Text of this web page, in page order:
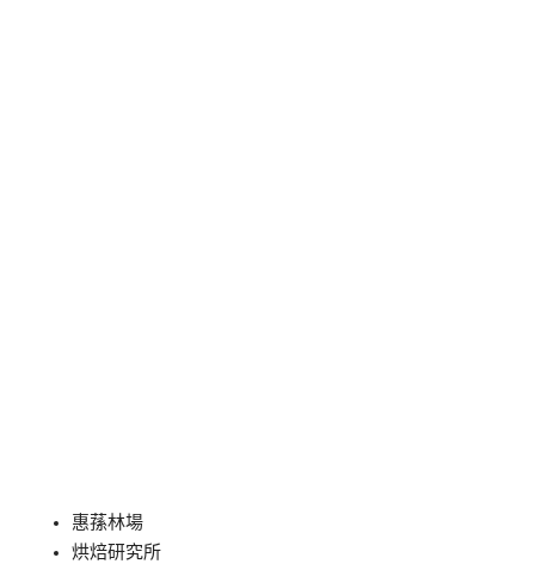
惠蓀林場
烘焙研究所